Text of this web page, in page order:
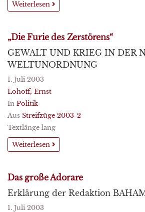
Weiterlesen
„Die Furie des Zerstörens“
GEWALT UND KRIEG IN DER
WELTUNORDNUNG
1. Juli 2003
Lohoff, Ernst
In Politik
Aus Streifzüge 2003-2
Textlänge lang
Weiterlesen
Das große Adorare
Erklärung der Redaktion
1. Juli 2003